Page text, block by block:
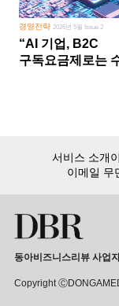
경영전략 2026년 5월 Issue 2
“AI 기업, B2C
구독요금제로는
서비스 소개
이메일 무
동아비즈니스리뷰 사업
Copyright